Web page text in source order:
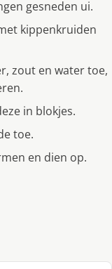
gesneden ui.
kippenkruiden
zout en water toe,
in blokjes.
toe.
en dien op.